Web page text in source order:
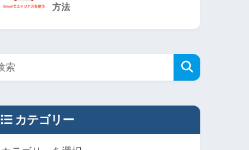
方法
カテゴリー